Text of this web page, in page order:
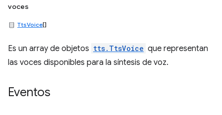
voces
TtsVoice[]
Es un array de objetos tts.TtsVoice que representan
las voces disponibles para la síntesis de voz.
Eventos